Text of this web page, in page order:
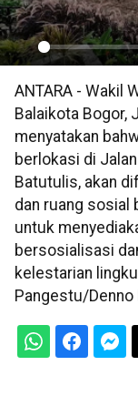
Play
ANTARA - Wakil
Balaikota Bogor,
menyatakan
berlokasi di
Batutulis, akan
dan ruang sosial
untuk
bersosialisasi
kelestarian
Pangestu/Denno